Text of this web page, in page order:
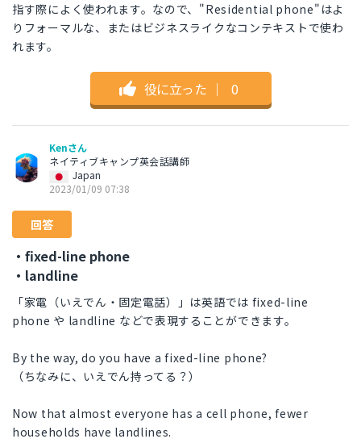
指す際によく使われます。なので、"Residential phone"はよ
りフォーマルな、またはビジネスライクなコンテキストで使わ
れます。
役に立った ｜ 0
Kenさん
ネイティブキャンプ英会話講師
Japan
2023/01/09 07:38
回答
・fixed-line phone
・landline
「家電（いえでん・固定電話）」は英語では fixed-line
phone や landline などで表現することができます。
By the way, do you have a fixed-line phone?
（ちなみに、いえでん持ってる？）
Now that almost everyone has a cell phone, fewer
households have landlines.